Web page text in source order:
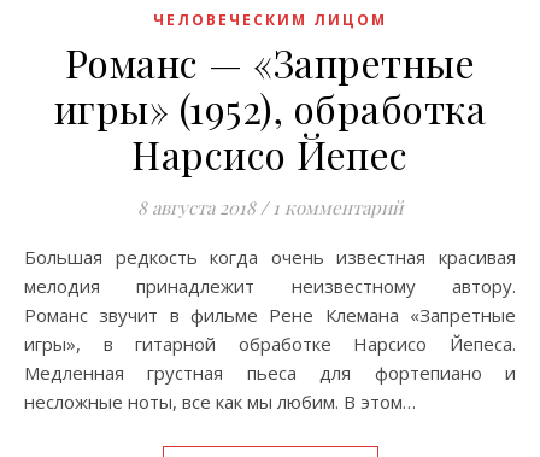
ЧЕЛОВЕЧЕСКИМ ЛИЦОМ
Романс — «Запретные
игры» (1952), обработка
Нарсисо Йепес
8 августа 2018 / 1 комментарий
Большая редкость когда oчень известная красивая
мелодия принадлежит неизвестному автору.
Романс звучит в фильме Рене Клемана «Запретные
игры», в гитарной обработке Нарсисо Йепеса.
Медленная грустная пьеса для фортепиано и
несложные ноты, все как мы любим. B этом…